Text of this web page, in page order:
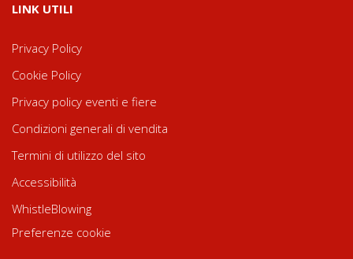
LINK UTILI
Privacy Policy
Cookie Policy
Privacy policy eventi e fiere
Condizioni generali di vendita
Termini di utilizzo del sito
Accessibilità
WhistleBlowing
Preferenze cookie